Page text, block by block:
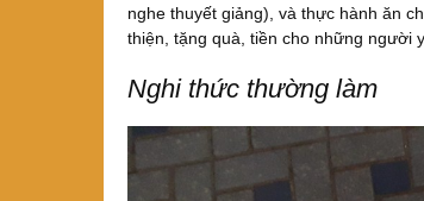
nghe thuyết giảng), và thực hành ăn
thiện, tặng quà, tiền cho những người
Nghi thức thường làm